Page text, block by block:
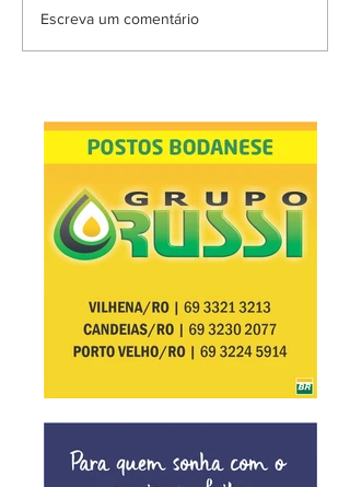
Escreva um comentário